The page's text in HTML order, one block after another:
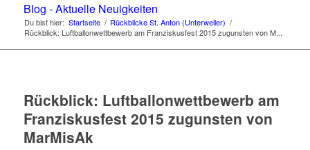
Blog - Aktuelle Neuigkeiten
Du bist hier: Startseite / Rückblicke St. Anton (Unterweiler) /
Rückblick: Luftballonwettbewerb am Franziskusfest 2015 zugunsten von M...
Rückblick: Luftballonwettbewerb am
Franziskusfest 2015 zugunsten von
MarMisAk